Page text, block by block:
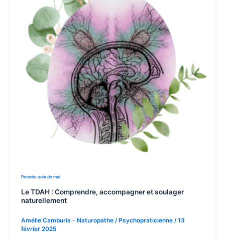
Prendre soin de moi
Le TDAH : Comprendre, accompagner et soulager
naturellement
Amélie Camburis - Naturopathe / Psychopraticienne /13
février 2025